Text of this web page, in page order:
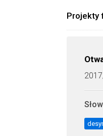
Projekty